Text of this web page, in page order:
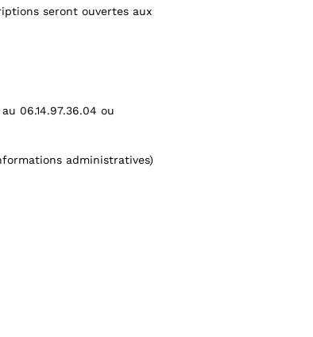
seront ouvertes aux
06.14.97.36.04 ou
administratives)